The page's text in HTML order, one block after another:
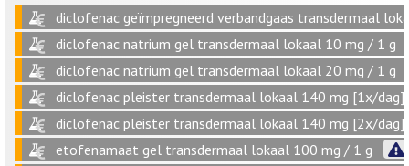
diclofenac geïmpregneerd verbandgaas transdermaal
diclofenac natrium gel transdermaal lokaal 10 mg / 1 g
diclofenac natrium gel transdermaal lokaal 20 mg / 1 g
diclofenac pleister transdermaal lokaal 140 mg [1x/dag]
diclofenac pleister transdermaal lokaal 140 mg [2x/dag]
etofenamaat gel transdermaal lokaal 100 mg / 1 g